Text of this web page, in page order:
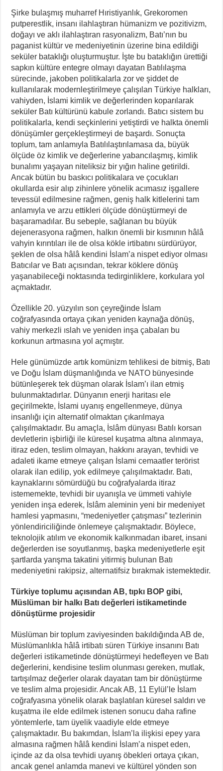
Şirke bulaşmış muharref Hıristiyanlık, Grekoromen
putperestlik, insanı ilahlaştıran hümanizm ve pozitivizm,
doğayı ve aklı ilahlaştıran rasyonalizm, Batı’nın bu
paganist kültür ve medeniyetinin üzerine bina edildiği
seküler bataklığı oluşturmuştur. İşte bu bataklığın ürettiği
sapkın kültüre entegre olmayı dayatan Batılılaşma
sürecinde, jakoben politikalarla zor ve şiddet de
kullanılarak modernleştirilmeye çalışılan Türkiye halkları,
vahiyden, İslami kimlik ve değerlerinden koparılarak
seküler Batı kültürünü kabule zorlandı. Batıcı sistem bu
politikalarla, kendi seçkinlerini yetiştirdi ve halkta önemli
dönüşümler gerçekleştirmeyi de başardı. Sonuçta
toplum, tam anlamıyla Batılılaştırılamasa da, büyük
ölçüde öz kimlik ve değerlerine yabancılaşmış, kimlik
bunalımı yaşayan niteliksiz bir yığın haline getirildi.
Ancak bütün bu baskıcı politikalara ve çocukları
okullarda esir alıp zihinlere yönelik acımasız işgallere
tevessül edilmesine rağmen, geniş halk kitlelerini tam
anlamıyla ve arzu ettikleri ölçüde dönüştürmeyi de
başaramadılar. Bu sebeple, sağlanan bu büyük
dejenerasyona rağmen, halkın önemli bir kısmının hâlâ
vahyin kırıntıları ile de olsa kökle irtibatını sürdürüyor,
şeklen de olsa hâlâ kendini İslam’a nispet ediyor olması
Batıcılar ve Batı açısından, tekrar köklere dönüş
yaşanabileceği noktasında tedirginliklere, korkulara yol
açmaktadır.
Özellikle 20. yüzyılın son çeyreğinde İslam
coğrafyasında ortaya çıkan yeniden kaynağa dönüş,
vahiy merkezli ıslah ve yeniden inşa çabaları bu
korkunun artmasına yol açmıştır.
Hele günümüzde artık komünizm tehlikesi de bitmiş, Batı
ve Doğu İslam düşmanlığında ve NATO bünyesinde
bütünleşerek tek düşman olarak İslam’ı ilan etmiş
bulunmaktadırlar. Dünyanın enerji haritası ele
geçirilmekte, İslami uyanış engellenmeye, dünya
insanlığı için alternatif olmaktan çıkarılmaya
çalışılmaktadır. Bu amaçla, İslâm dünyası Batılı korsan
devletlerin işbirliği ile küresel kuşatma altına alınmaya,
itiraz eden, teslim olmayan, hakkını arayan, tevhidi ve
adaleti ikame etmeye çalışan İslami cemaatler terörist
olarak ilan edilip, yok edilmeye çalışılmaktadır. Batı,
kaynaklarını sömürdüğü bu coğrafyalarda itiraz
istememekte, tevhidi bir uyanışla ve ümmeti vahiyle
yeniden inşa ederek, İslâm aleminin yeni bir medeniyet
hamlesi yapmasını, “medeniyetler çatışması” tezlerinin
yönlendiriciliğinde önlemeye çalışmaktadır. Böylece,
teknolojik atılım ve ekonomik kalkınmadan ibaret, insani
değerlerden ise soyutlanmış, başka medeniyetlerle eşit
şartlarda yarışma takatini yitirmiş bulunan Batı
medeniyetini rakipsiz, alternatifsiz bırakmak istemektedir.
Türkiye toplumu açısından AB, tıpkı BOP gibi,
Müslüman bir halkı Batı değerleri istikametinde
dönüştürme projesidir
Müslüman bir toplum zaviyesinden bakıldığında AB de,
Müslümanlıkla hâlâ irtibatı süren Türkiye insanını Batı
değerleri istikametinde dönüştürmeyi hedefleyen ve Batı
değerlerini, kendisine teslim olunması gereken, mutlak,
tartışılmaz değerler olarak dayatan tam bir dönüştürme
ve teslim alma projesidir. Ancak AB, 11 Eylül’le İslam
coğrafyasına yönelik olarak başlatılan küresel saldırı ve
kuşatma ile elde edilmek istenen sonucu daha rafine
yöntemlerle, tam üyelik vaadiyle elde etmeye
çalışmaktadır. Bu bakımdan, İslam’la ilişkisi epey yara
almasına rağmen hâlâ kendini İslam’a nispet eden,
içinde az da olsa tevhidi uyanış öbekleri ortaya çıkan,
ancak genel anlamda manevi ve kültürel yönden son